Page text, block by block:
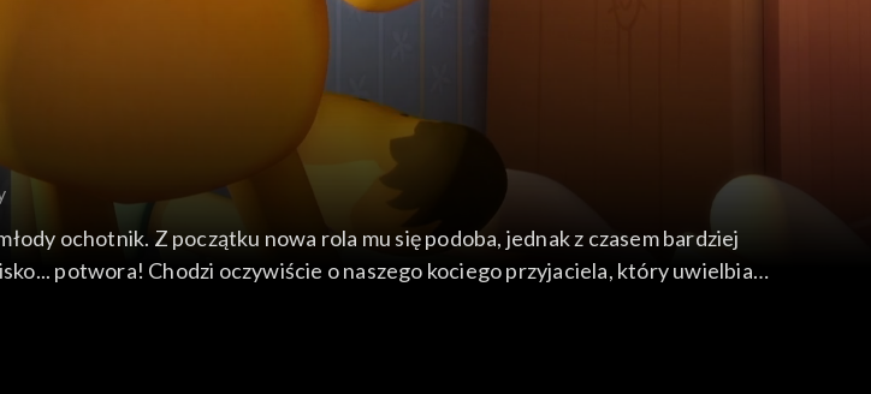
ochotnik. Z początku nowa rola mu się podoba, jednak z czasem bardziej
potwora! Chodzi oczywiście o naszego kociego przyjaciela, który uwielbia